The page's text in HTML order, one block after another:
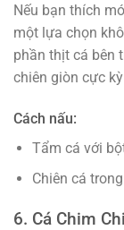
Nếu bạn thích
một lựa chọn
phần thịt cá bên
chiên giòn cực
Cách nấu:
Tẩm cá với
Chiên cá
6. Cá Chim